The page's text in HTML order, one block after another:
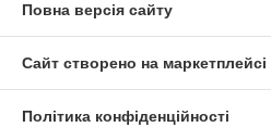
Повна версія сайту
Сайт створено на маркетплейсі
Політика конфіденційності